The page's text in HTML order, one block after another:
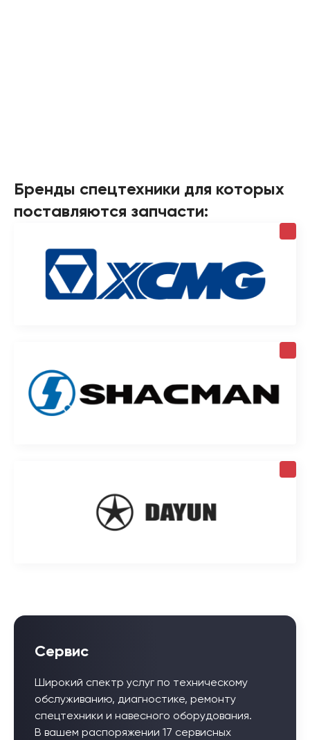
Бренды спецтехники для которых
поставляются запчасти:
Сервис
Широкий спектр услуг по техническому
обслуживанию, диагностике, ремонту
спецтехники и навесного оборудования.
В вашем распоряжении 17 сервисных